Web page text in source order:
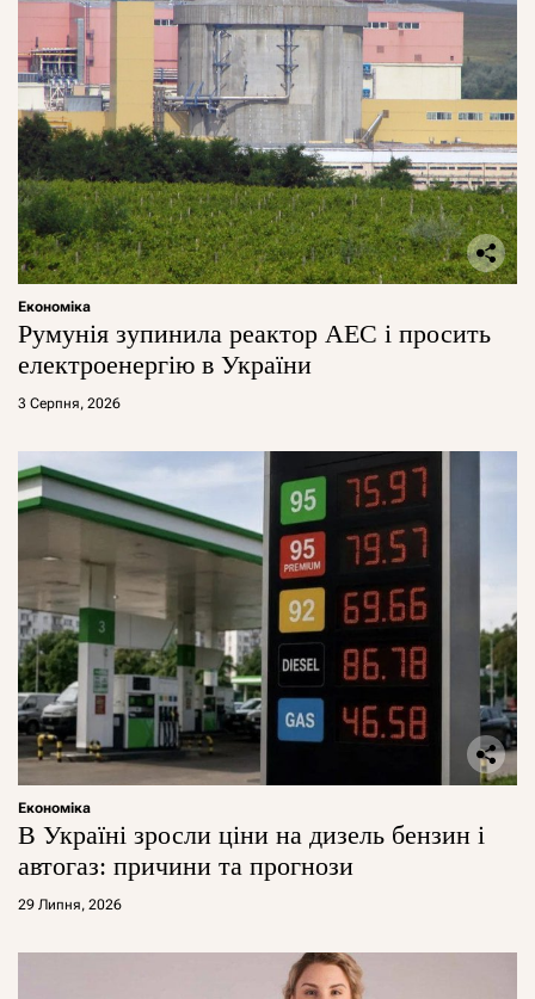
Економіка
Румунія зупинила реактор АЕС і просить
електроенергію в України
3 Серпня, 2026
Економіка
В Україні зросли ціни на дизель бензин і
автогаз: причини та прогнози
29 Липня, 2026